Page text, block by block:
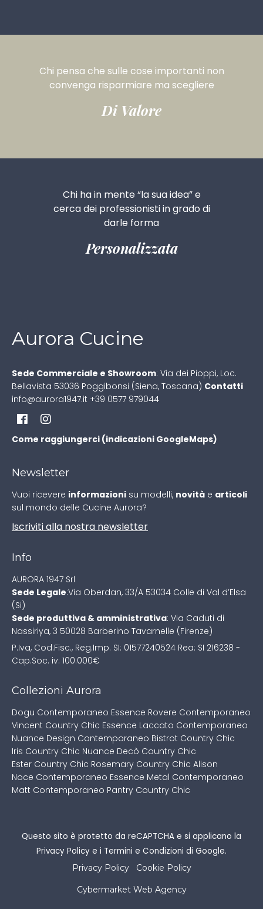
Chi pensa che sulle cose importanti non
convenga risparmiare ma scegliere
Di Valore
Chi ha in mente“la sua idea”e
cerca dei professionistiin grado di
darle forma
Personalizzata
Aurora Cucine
Sede Commerciale e Showroom: Via dei Pioppi, Loc.
Bellavista 53036 Poggibonsi (Siena, Toscana) Contatti
info@aurora1947.it +39 0577 979044
Come raggiungerci (indicazioni GoogleMaps)
Newsletter
Vuoi ricevere informazioni su modelli, novità e articoli
sul mondo delle Cucine Aurora?
Iscriviti alla nostra newsletter
Info
AURORA 1947 Srl
Sede Legale:Via Oberdan, 33/A 53034 Colle di Val d’Elsa
(Si)
Sede produttiva & amministrativa: Via Caduti di
Nassiriya, 3 50028 Barberino Tavarnelle (Firenze)
P.Iva, Cod.Fisc., Reg.Imp. SI: 01577240524 Rea: SI 216238 -
Cap.Soc. iv: 100.000€
Collezioni Aurora
Dogu Contemporaneo Essence Rovere Contemporaneo
Vincent Country Chic Essence Laccato Contemporaneo
Nuance Design Contemporaneo Bistrot Country Chic
Iris Country Chic Nuance Decò Country Chic
Ester Country Chic Rosemary Country Chic Alison
Noce Contemporaneo Essence Metal Contemporaneo
Matt Contemporaneo Pantry Country Chic
Questo sito è protetto da reCAPTCHA e si applicano la
Privacy Policy e i Termini e Condizioni di Google.
Privacy Policy Cookie Policy
Cybermarket Web Agency